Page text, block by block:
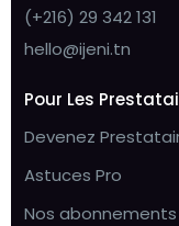
(+216) 29 342 131
hello@ijeni.tn
Pour Les
Devenez
Astuces Pro
Nos abonnements